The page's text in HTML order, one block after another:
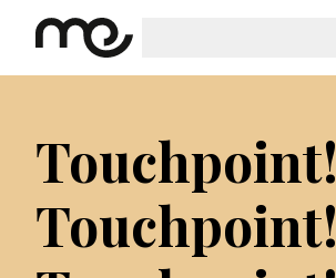
Touchpoint!
Touchpoint!